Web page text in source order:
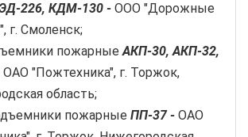
226, КДМ-130 - ООО "Дорожные
г. Смоленск;
пожарныеАКП-30, АКП-32,
ОАО "Пожтехника", г. Торжок,
область;
пожарные ПП-37 - ОАО